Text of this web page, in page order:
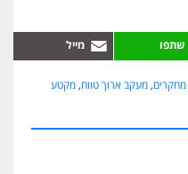
מחקרים, מעקב ארוך טווח, מקטע